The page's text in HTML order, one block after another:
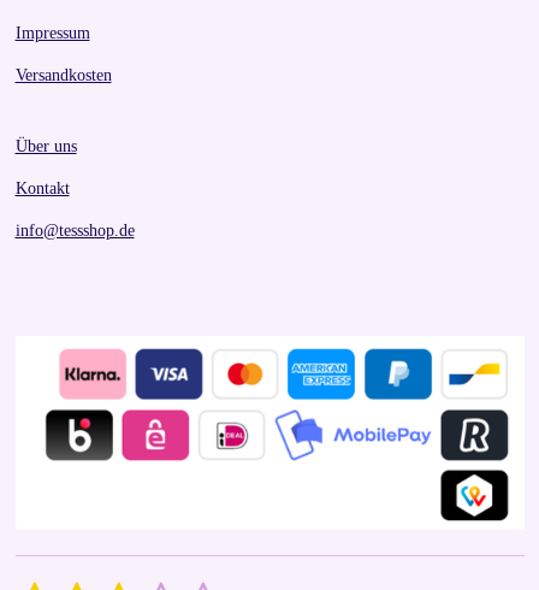
Impressum
Versandkosten
Über uns
Kontakt
info@tessshop.de